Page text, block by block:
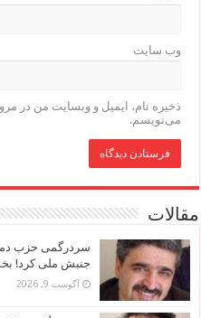
وب‌ سایت
ذخیره نام، ایمیل و وبسایت من در
می‌نویسم.
مقالات
سردرگمی حزب
جنبش ملی کرد!
آگوست 9, 2026